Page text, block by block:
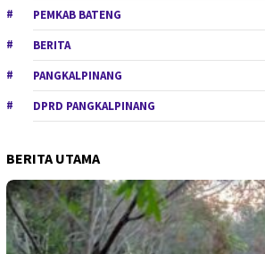
PEMKAB BATENG
BERITA
PANGKALPINANG
DPRD PANGKALPINANG
BERITA UTAMA